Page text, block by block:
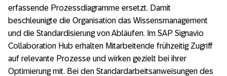
erfassende Prozessdiagramme ersetzt. Damit
beschleunigte die Organisation das Wissensmanagement
und die Standardisierung von Abläufen. Im SAP Signavio
Collaboration Hub erhalten Mitarbeitende frühzeitig Zugriff
auf relevante Prozesse und wirken gezielt bei ihrer
Optimierung mit. Bei den Standardarbeitsanweisungen des